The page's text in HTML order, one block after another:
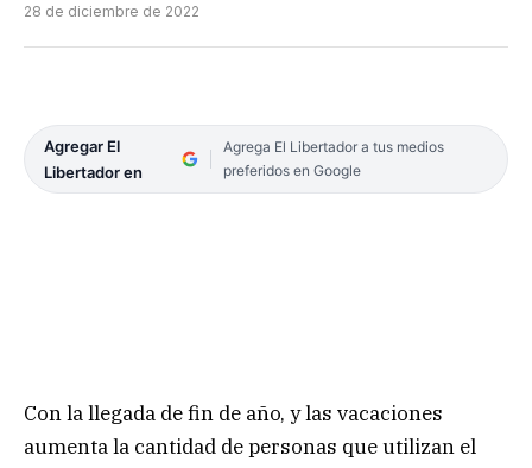
28 de diciembre de 2022
Agregar El
Libertador en
Agrega El Libertador a tus medios
preferidos en Google
Con la llegada de fin de año, y las vacaciones
aumenta la cantidad de personas que utilizan el